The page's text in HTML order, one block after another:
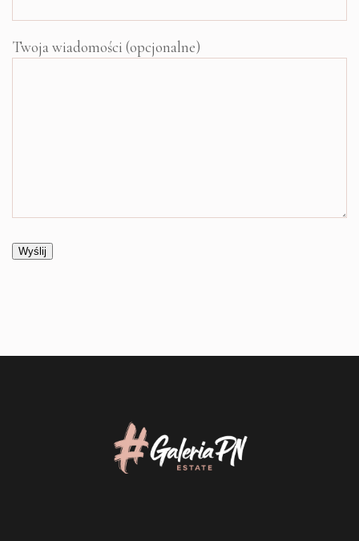
Twoja wiadomości (opcjonalne)